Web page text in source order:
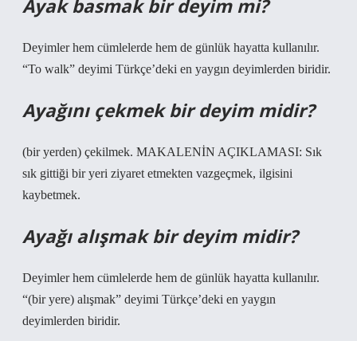
Ayak basmak bir deyim mi?
Deyimler hem cümlelerde hem de günlük hayatta kullanılır.
“To walk” deyimi Türkçe’deki en yaygın deyimlerden biridir.
Ayağını çekmek bir deyim midir?
(bir yerden) çekilmek. MAKALENİN AÇIKLAMASI: Sık
sık gittiği bir yeri ziyaret etmekten vazgeçmek, ilgisini
kaybetmek.
Ayağı alışmak bir deyim midir?
Deyimler hem cümlelerde hem de günlük hayatta kullanılır.
“(bir yere) alışmak” deyimi Türkçe’deki en yaygın
deyimlerden biridir.